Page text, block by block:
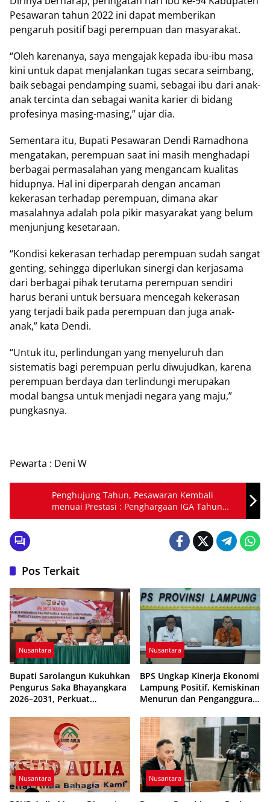
Pesawaran tahun 2022 ini dapat memberikan
pengaruh positif bagi perempuan dan masyarakat.
“Oleh karenanya, saya mengajak kepada ibu-ibu masa
kini untuk dapat menjalankan tugas secara seimbang,
baik sebagai pendamping suami, sebagai ibu dari anak-
anak tercinta dan sebagai wanita karier di bidang
profesinya masing-masing,” ujar dia.
Sementara itu, Bupati Pesawaran Dendi Ramadhona
mengatakan, perempuan saat ini masih menghadapi
berbagai permasalahan yang mengancam kualitas
hidupnya. Hal ini diperparah dengan ancaman
kekerasan terhadap perempuan, dimana akar
masalahnya adalah pola pikir masyarakat yang belum
menjunjung kesetaraan.
“Kondisi kekerasan terhadap perempuan sudah sangat
genting, sehingga diperlukan sinergi dan kerjasama
dari berbagai pihak terutama perempuan sendiri
harus berani untuk bersuara mencegah kekerasan
yang terjadi baik pada perempuan dan juga anak-
anak,” kata Dendi.
“Untuk itu, perlindungan yang menyeluruh dan
sistematis bagi perempuan perlu diwujudkan, karena
perempuan berdaya dan terlindungi merupakan
modal bangsa untuk menjadi negara yang maju,”
pungkasnya.
Pewarta : Deni W
Penghujung Tahun, Pesawaran Kembali
menuai Prestasi : Penghargaan IGA Tahun
2022
Pos Terkait
Nusantara
Bupati Sarolangun Kukuhkan
Pengurus Saka Bhayangkara
2026–2031, Perkuat
Generasi Muda
Nusantara
BPS Ungkap Kinerja Ekonomi
Lampung Positif, Kemiskinan
Menurun dan Pengangguran
Nusantara Nusantara